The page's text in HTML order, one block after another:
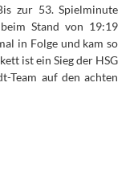
zur 53. Spielminute
Stand von 19:19
in Folge und kam so
ist ein Sieg der HSG
Team auf den achten